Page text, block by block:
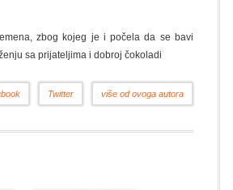
zbog kojeg je i počela da se bavi
sa prijateljima i dobroj čokoladi
više od ovoga autora
Twitter